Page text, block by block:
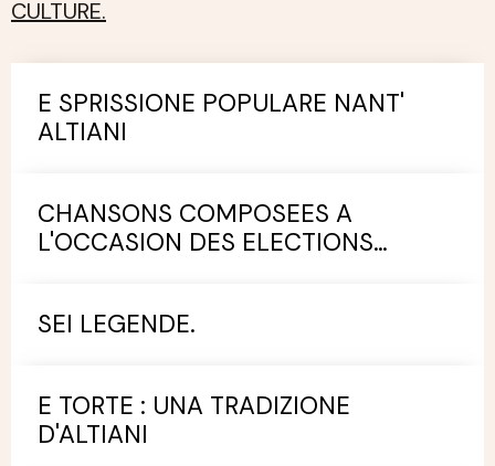
CULTURE.
E SPRISSIONE POPULARE NANT'
ALTIANI
CHANSONS COMPOSEES A
L'OCCASION DES ELECTIONS
SEI LEGENDE.
E TORTE : UNA TRADIZIONE
D'ALTIANI